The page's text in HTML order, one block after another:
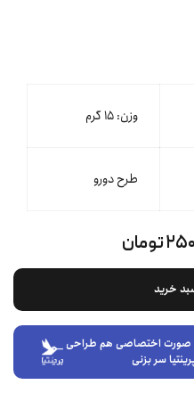
وزن: ۱۵ گرم
طرح دورو
خرید
صورت اختصاصی هم طراحی
سر بزنی